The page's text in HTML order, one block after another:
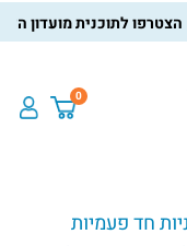
לתוכנית מועדון
0
חד פעמיות